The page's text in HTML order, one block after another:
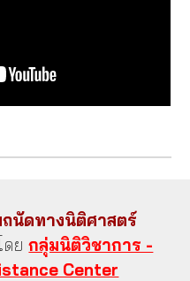
นัดทางนิติศาสตร์
ดยกลุ่มนิติวิชาการ -
Center